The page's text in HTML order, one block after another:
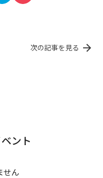
次の記事を見る
ント
せん